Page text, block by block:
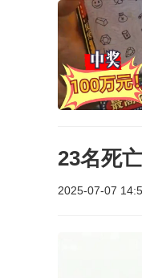
23名死
2025-07-07